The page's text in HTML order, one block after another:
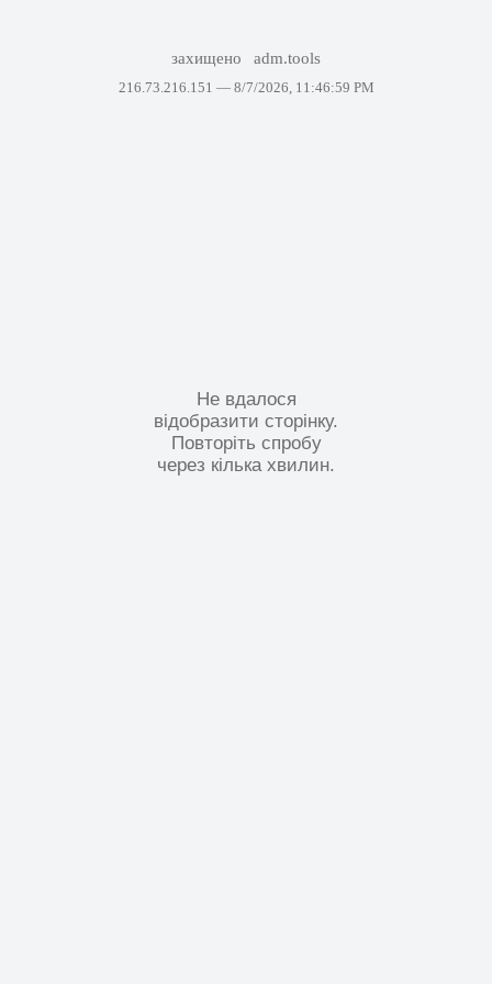
захищено adm.tools
216.73.216.151 — 8/7/2026, 11:46:59 PM
Не вдалося
відобразити сторінку.
Повторіть спробу
через кілька хвилин.